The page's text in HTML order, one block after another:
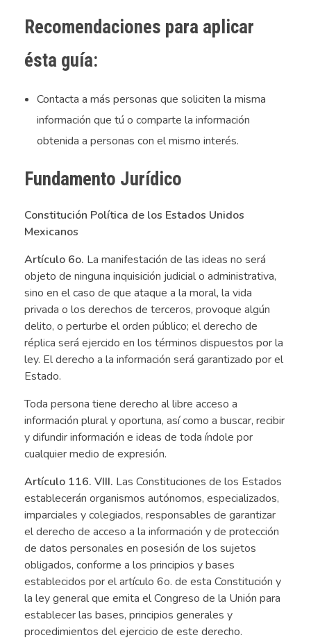
Recomendaciones para aplicar
ésta guía:
Contacta a más personas que soliciten la misma
información que tú o comparte la información
obtenida a personas con el mismo interés.
Fundamento Jurídico
Constitución Política de los Estados Unidos
Mexicanos
Artículo 6o. La manifestación de las ideas no será
objeto de ninguna inquisición judicial o administrativa,
sino en el caso de que ataque a la moral, la vida
privada o los derechos de terceros, provoque algún
delito, o perturbe el orden público; el derecho de
réplica será ejercido en los términos dispuestos por la
ley. El derecho a la información será garantizado por el
Estado.
Toda persona tiene derecho al libre acceso a
información plural y oportuna, así como a buscar, recibir
y difundir información e ideas de toda índole por
cualquier medio de expresión.
Artículo 116. VIII. Las Constituciones de los Estados
establecerán organismos autónomos, especializados,
imparciales y colegiados, responsables de garantizar
el derecho de acceso a la información y de protección
de datos personales en posesión de los sujetos
obligados, conforme a los principios y bases
establecidos por el artículo 6o. de esta Constitución y
la ley general que emita el Congreso de la Unión para
establecer las bases, principios generales y
procedimientos del ejercicio de este derecho.